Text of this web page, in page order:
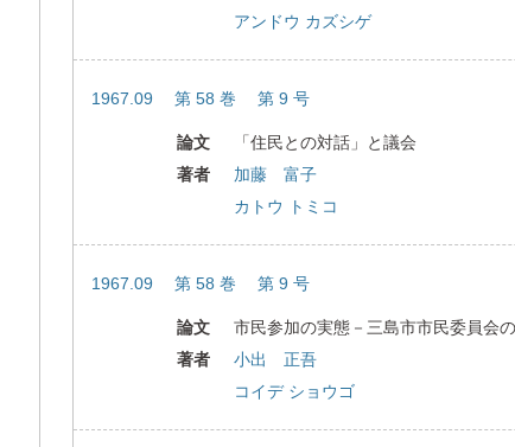
アンドウ カズシゲ
1967.09 第 58 巻 第 9 号
論文
「住民との対話」と議会
著者
加藤 富子
カトウ トミコ
1967.09 第 58 巻 第 9 号
論文
市民参加の実態－三島市市民委員会
著者
小出 正吾
コイデ ショウゴ